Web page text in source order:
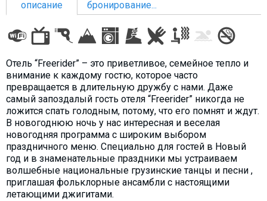
описание
бронирование...
Отель “Freerider” – это приветливое, семейное тепло и
внимание к каждому гостю, которое часто
превращается в длительную дружбу с нами. Даже
самый запоздалый гость отеля “Freerider” никогда не
ложится спать голодным, потому, что его помнят и ждут.
В новогоднюю ночь у нас интересная и веселая
новогодняя программа с широким выбором
праздничного меню. Специально для гостей в Новый
год и в знаменательные праздники мы устраиваем
волшебные национальные грузинские танцы и песни ,
приглашая фольклорные ансамбли с настоящими
летающими джигитами.
ПРОЖИВАНИЕ
Квартиры
Коттеджи
Отели
% Горячие предложения
Долгосрочная аренда
Казбеги
Другое